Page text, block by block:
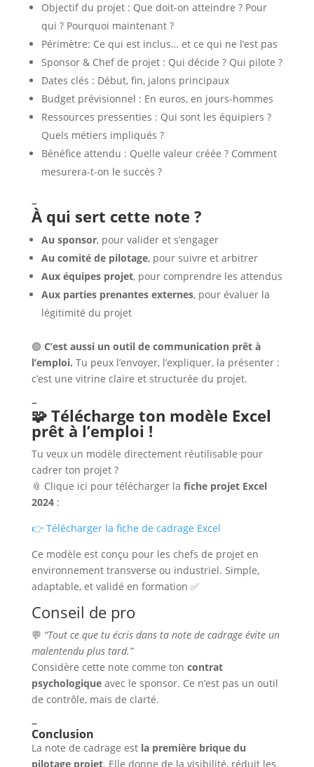
Objectif du projet : Que doit-on atteindre ? Pour
qui ? Pourquoi maintenant ?
Périmètre: Ce qui est inclus… et ce qui ne l’est pas
Sponsor & Chef de projet : Qui décide ? Qui pilote ?
Dates clés : Début, fin, jalons principaux
Budget prévisionnel : En euros, en jours-hommes
Ressources pressenties : Qui sont les équipiers ?
Quels métiers impliqués ?
Bénéfice attendu : Quelle valeur créée ? Comment
mesurera-t-on le succès ?
–
À qui sert cette note ?
Au sponsor, pour valider et s’engager
Au comité de pilotage, pour suivre et arbitrer
Aux équipes projet, pour comprendre les attendus
Aux parties prenantes externes, pour évaluer la
légitimité du projet
🟢 C’est aussi un outil de communication prêt à
l’emploi. Tu peux l’envoyer, l’expliquer, la présenter :
c’est une vitrine claire et structurée du projet.
–
🧩 Télécharge ton modèle Excel
prêt à l’emploi !
Tu veux un modèle directement réutilisable pour
cadrer ton projet ?
📎 Clique ici pour télécharger la fiche projet Excel
2024:
👉 Télécharger la fiche de cadrage Excel
Ce modèle est conçu pour les chefs de projet en
environnement transverse ou industriel. Simple,
adaptable, et validé en formation ✅
Conseil de pro
💬 “Tout ce que tu écris dans ta note de cadrage évite un
malentendu plus tard.”
Considère cette note comme ton contrat
psychologiqueavec le sponsor. Ce n’est pas un outil
de contrôle, mais de clarté.
–
Conclusion
La note de cadrage est la première brique du
pilotage projet. Elle donne de la visibilité, réduit les